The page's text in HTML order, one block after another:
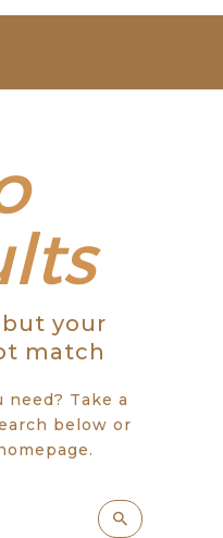
your
match
Take a
below or
.